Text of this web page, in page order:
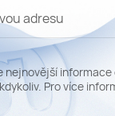
adresu
informace
Pro více